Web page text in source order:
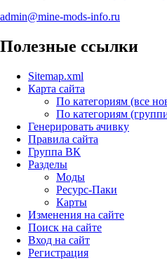
admin@mine-mods-info.ru
Полезные ссылки
Sitemap.xml
Карта сайта
По категориям (все
По категориям
Генерировать ачивку
Правила сайта
Группа ВК
Разделы
Моды
Ресурс-Паки
Карты
Изменения на сайте
Поиск на сайте
Вход на сайт
Регистрация